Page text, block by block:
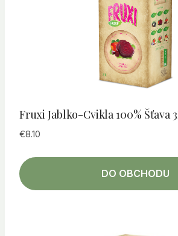
Fruxi Jablko-Cvikla 100% Šťava
€8.10
DO OBCHODU